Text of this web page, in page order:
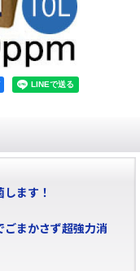
ます！
ごまかさず超強力消